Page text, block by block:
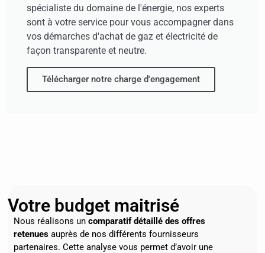
spécialiste du domaine de l'énergie, nos experts
sont à votre service pour vous accompagner dans
vos démarches d'achat de gaz et électricité de
façon transparente et neutre.
Télécharger notre charge d'engagement
Votre budget maitrisé
Nous réalisons uncomparatif détaillé des offres
retenues auprès de nos différents fournisseurs
partenaires. Cette analyse vous permet d’avoir une